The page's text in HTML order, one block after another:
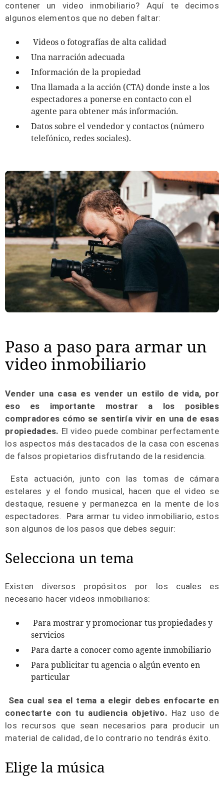
contener un video inmobiliario? Aquí te decimos
algunos elementos que no deben faltar:
Videos o fotografías de alta calidad
Una narración adecuada
Información de la propiedad
Una llamada a la acción (CTA) donde inste a los
espectadores a ponerse en contacto con el
agente para obtener más información.
Datos sobre el vendedor y contactos (número
telefónico, redes sociales).
Paso a paso para armar un
video inmobiliario
Vender una casa es vender un estilo de vida, por
eso es importante mostrar a los posibles
compradores cómo se sentiría vivir en una de esas
propiedades. El video puede combinar perfectamente
los aspectos más destacados de la casa con escenas
de falsos propietarios disfrutando de la residencia.
Esta actuación, junto con las tomas de cámara
estelares y el fondo musical, hacen que el video se
destaque, resuene y permanezca en la mente de los
espectadores. Para armar tu video inmobiliario, estos
son algunos de los pasos que debes seguir:
Selecciona un tema
Existen diversos propósitos por los cuales es
necesario hacer videos inmobiliarios:
Para mostrar y promocionar tus propiedades y
servicios
Para darte a conocer como agente inmobiliario
Para publicitar tu agencia o algún evento en
particular
Sea cual sea el tema a elegir debes enfocarte en
conectarte con tu audiencia objetivo. Haz uso de
los recursos que sean necesarios para producir un
material de calidad, de lo contrario no tendrás éxito.
Elige la música